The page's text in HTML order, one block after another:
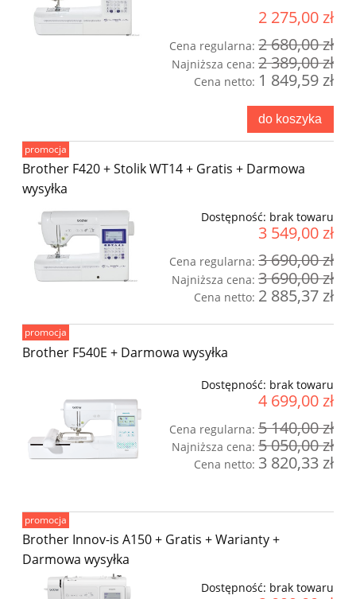
2 275,00 zł
Cena regularna: 2 680,00 zł
Najniższa cena: 2 389,00 zł
Cena netto: 1 849,59 zł
do koszyka
Brother F420 + Stolik WT14 + Gratis + Darmowa
wysyłka
Dostępność: brak towaru
3 549,00 zł
Cena regularna: 3 690,00 zł
Najniższa cena: 3 690,00 zł
Cena netto: 2 885,37 zł
promocja
Brother F540E + Darmowa wysyłka
Dostępność: brak towaru
4 699,00 zł
Cena regularna: 5 140,00 zł
Najniższa cena: 5 050,00 zł
Cena netto: 3 820,33 zł
promocja
Brother Innov-is A150 + Gratis + Warianty +
Darmowa wysyłka
Dostępność: brak towaru
promocja